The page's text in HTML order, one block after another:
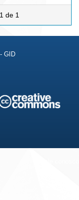
de 1
GID